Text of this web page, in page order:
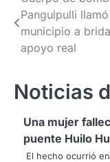
de
entradas
Panguipulli
municipio a
apoyo real
Noticias
Una mujer
puente Huilo
El hecho ocurrió